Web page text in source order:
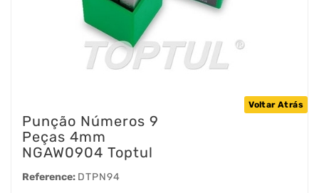
Voltar Atrás
Punção Números 9
Peças 4mm
NGAW0904 Toptul
Reference: DTPN94